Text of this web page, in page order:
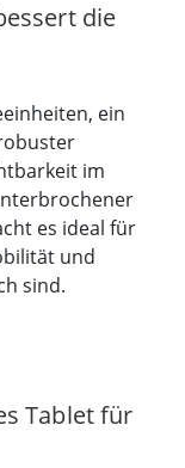
die
ein
im
es ideal für
und
sind.
Tablet für